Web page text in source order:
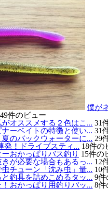
僕が
49件のビュー
オススメする２色はこ... 31
ーベイトの特徴と使い... 31
のバックウォーターに... 29
発！ドライブスティ... 18件の
おかっぱりバス釣り 15件の
が必要な場合もあるっ... 12
チューン「沈み虫」量... 10
釣具を詰めこめるタッ... 9件
おかっぱり用釣りバッ... 8件